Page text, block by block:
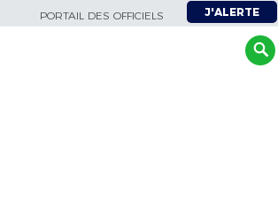
PORTAIL DES OFFICIELS J'ALERTE